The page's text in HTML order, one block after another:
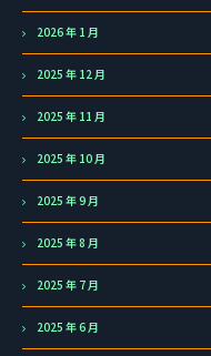
2026 年 1 月
2025 年 12 月
2025 年 11 月
2025 年 10 月
2025 年 9 月
2025 年 8 月
2025 年 7 月
2025 年 6 月